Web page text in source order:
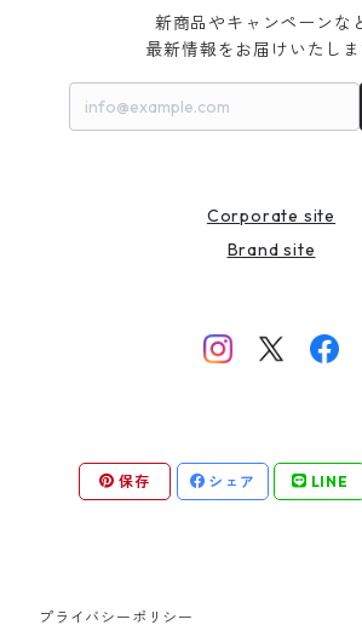
新商品やキャンペーンな
最新情報をお届けいたしま
Corporate site
Brand site
保存 シェア LINE
プライバシーポリシー